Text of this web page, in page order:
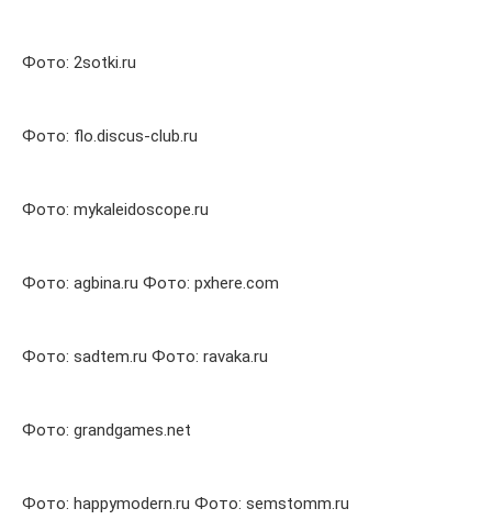
Фото: 2sotki.ru
Фото: flo.discus-club.ru
Фото: mykaleidoscope.ru
Фото: agbina.ru Фото: pxhere.com
Фото: sadtem.ru Фото: ravaka.ru
Фото: grandgames.net
Фото: happymodern.ru Фото: semstomm.ru